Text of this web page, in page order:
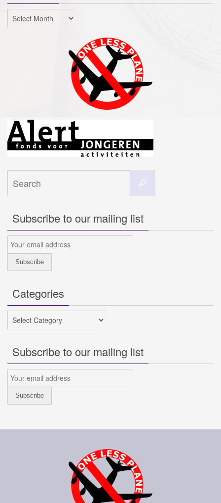
Archives
Subscribe to our mailing list
Categories
Categories
Subscribe to our mailing list